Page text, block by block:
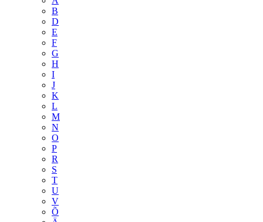
B
D
E
F
G
H
I
J
K
L
M
N
O
P
R
S
T
U
V
Õ